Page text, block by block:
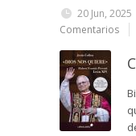
20 Jun, 2025
Comentarios